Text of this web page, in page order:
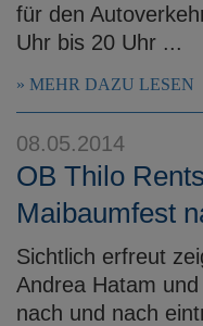
für den
Uhr bis 20 Uhr ...
MEHR DAZU LESEN
08.05.2014
OB Thilo
Maibaumfest
Sichtlich erfreut
Andrea Hatam
nach und nach